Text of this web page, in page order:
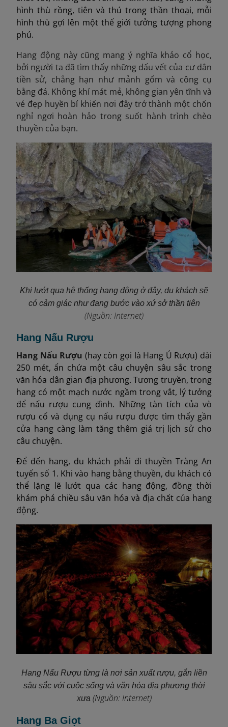
hình thù rồng, tiên và thú trong thần thoại, mỗi
hình thù gợi lên một thế giới tưởng tượng phong
phú.
Hang động này cũng mang ý nghĩa khảo cổ học,
bởi người ta đã tìm thấy những dấu vết của cư dân
tiền sử, chẳng hạn như mảnh gốm và công cụ
bằng đá. Không khí mát mẻ, không gian yên tĩnh và
vẻ đẹp huyền bí khiến nơi đây trở thành một chốn
nghỉ ngơi hoàn hảo trong suốt hành trình chèo
thuyền của bạn.
Khi lướt qua hệ thống hang động ở đây, du khách sẽ
có cảm giác như đang bước vào xứ sở thần tiên
(Nguồn: Internet)
Hang Nấu Rượu
Hang Nấu Rượu (hay còn gọi là Hang Ủ Rượu) dài
250 mét, ẩn chứa một câu chuyện sâu sắc trong
văn hóa dân gian địa phương. Tương truyền, trong
hang có một mạch nước ngầm trong vắt, lý tưởng
để nấu rượu cung đình. Những tàn tích của vò
rượu cổ và dụng cụ nấu rượu được tìm thấy gần
cửa hang càng làm tăng thêm giá trị lịch sử cho
câu chuyện.
Để đến hang, du khách phải đi thuyền Tràng An
tuyến số 1. Khi vào hang bằng thuyền, du khách có
thể lặng lẽ lướt qua các hang động, đồng thời
khám phá chiều sâu văn hóa và địa chất của hang
động.
Hang Nấu Rượu từng là nơi sản xuất rượu, gắn liền
sâu sắc với cuộc sống và văn hóa địa phương thời
xưa (Nguồn: Internet)
Hang Ba Giọt